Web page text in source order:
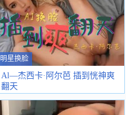
明星换脸
Al—杰西卡·阿尔芭 插到恍神爽
翻天